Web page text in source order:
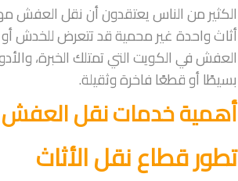
الكثير من الناس يعتقدون أن نقل
أثاث واحدة غير محمية قد تتعرض للخدش
العفش في الكويت التي تمتلك الخبرة،
بسيطًا أو قطعًا فاخرة وثقيلة.
أهمية خدمات نقل العفش
تطور قطاع نقل الأثاث